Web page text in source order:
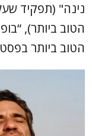
נינה" (תפקיד
הטוב ביותר),
הטוב ביותר